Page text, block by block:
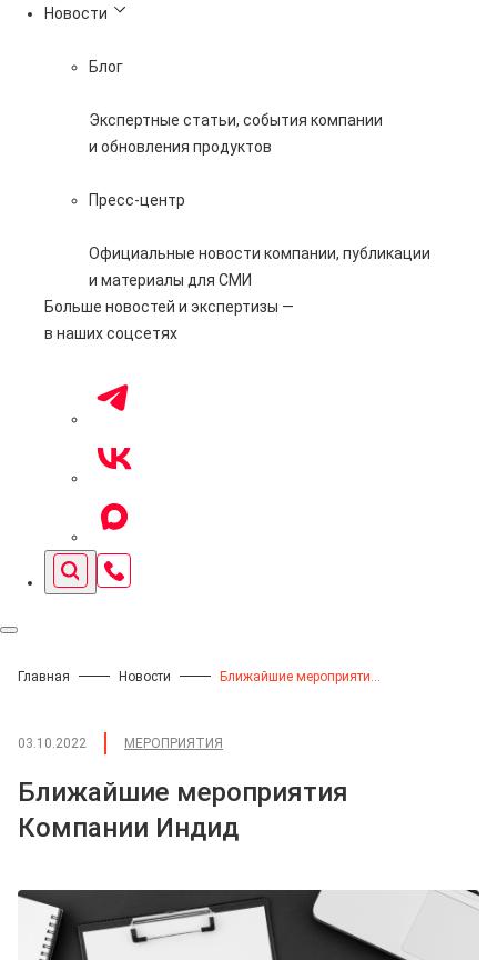
Новости
Блог
Экспертные статьи, события компании
и обновления продуктов
Пресс-центр
Официальные новости компании, публикации
и материалы для СМИ
Больше новостей и экспертизы —
в наших соцсетях
Главная Новости
03.10.2022 МЕРОПРИЯТИЯ
Ближайшие мероприятия
Компании Индид